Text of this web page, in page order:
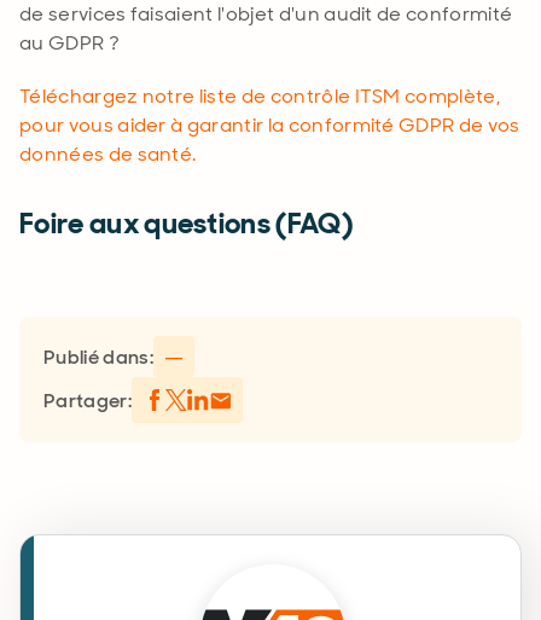
de services faisaient l'objet d'un audit de conformité
au GDPR ?
Téléchargez notre liste de contrôle ITSM complète,
pour vous aider à garantir la conformité GDPR de vos
données de santé.
Foire aux questions (FAQ)
Publié dans: —
Partager: